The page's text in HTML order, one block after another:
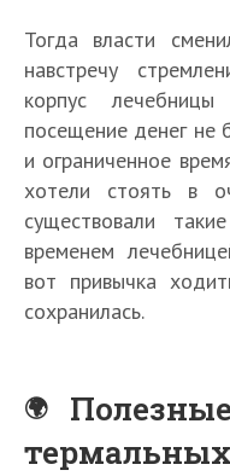
Тогда власти
навстречу
корпус
посещение денег не
и ограниченное
хотели стоять в
существовали
временем
вот привычка
сохранилась.